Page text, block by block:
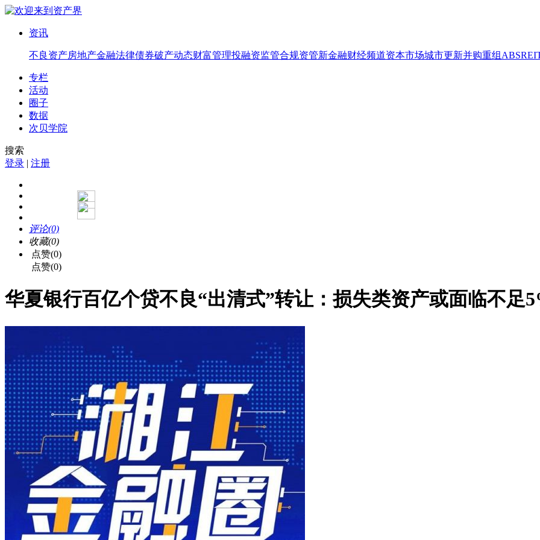
资讯
不良资产房地产金融法律债券破产动态财富管理投融资监管合规资管新金融财经频道资本市场城市更新并购重组 ABS
专栏
活动
圈子
数据
次贝学院
搜索
登录 | 注册
评论(0)
收藏(0)
点赞(0)
点赞(0)
华夏银行百亿个贷不良“出清式”转让：损失类资产或面临不足